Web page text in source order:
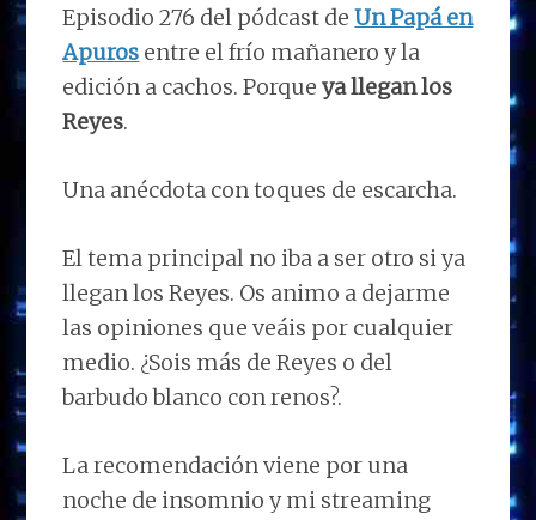
Episodio 276 del pódcast deUn Papá en
Apuros entre el frío mañanero y la
edición a cachos. Porque ya llegan los
Reyes.
Una anécdota con toques de escarcha.
El tema principal no iba a ser otro si ya
llegan los Reyes. Os animo a dejarme
las opiniones que veáis por cualquier
medio. ¿Sois más de Reyes o del
barbudo blanco con renos?.
La recomendación viene por una
noche de insomnio y mi streaming